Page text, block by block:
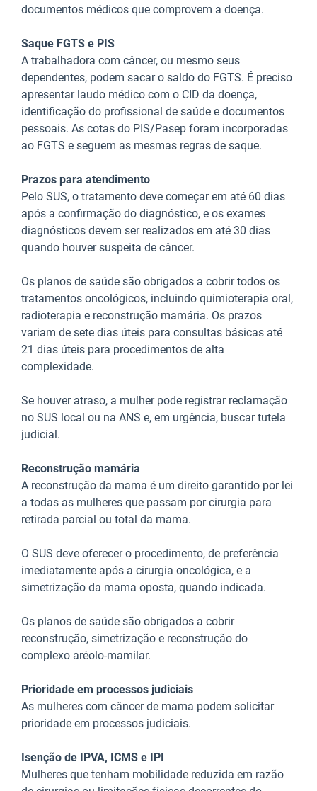
documentos médicos que comprovem a doença.
Saque FGTS e PIS
A trabalhadora com câncer, ou mesmo seus
dependentes, podem sacar o saldo do FGTS. É preciso
apresentar laudo médico com o CID da doença,
identificação do profissional de saúde e documentos
pessoais. As cotas do PIS/Pasep foram incorporadas
ao FGTS e seguem as mesmas regras de saque.
Prazos para atendimento
Pelo SUS, o tratamento deve começar em até 60 dias
após a confirmação do diagnóstico, e os exames
diagnósticos devem ser realizados em até 30 dias
quando houver suspeita de câncer.
Os planos de saúde são obrigados a cobrir todos os
tratamentos oncológicos, incluindo quimioterapia oral,
radioterapia e reconstrução mamária. Os prazos
variam de sete dias úteis para consultas básicas até
21 dias úteis para procedimentos de alta
complexidade.
Se houver atraso, a mulher pode registrar reclamação
no SUS local ou na ANS e, em urgência, buscar tutela
judicial.
Reconstrução mamária
A reconstrução da mama é um direito garantido por lei
a todas as mulheres que passam por cirurgia para
retirada parcial ou total da mama.
O SUS deve oferecer o procedimento, de preferência
imediatamente após a cirurgia oncológica, e a
simetrização da mama oposta, quando indicada.
Os planos de saúde são obrigados a cobrir
reconstrução, simetrização e reconstrução do
complexo aréolo-mamilar.
Prioridade em processos judiciais
As mulheres com câncer de mama podem solicitar
prioridade em processos judiciais.
Isenção de IPVA, ICMS e IPI
Mulheres que tenham mobilidade reduzida em razão